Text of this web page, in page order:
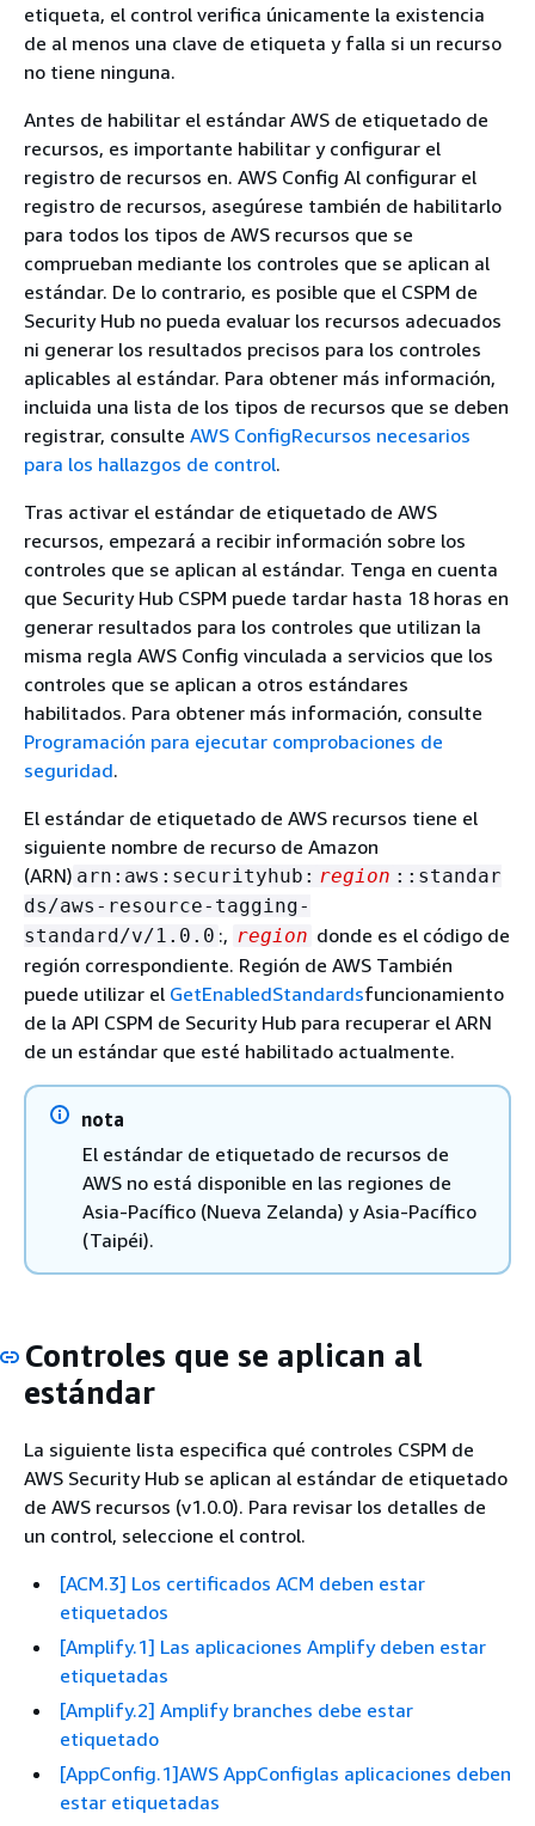
etiqueta, el control verifica únicamente la existencia
de al menos una clave de etiqueta y falla si un recurso
no tiene ninguna.
Antes de habilitar el estándar AWS de etiquetado de
recursos, es importante habilitar y configurar el
registro de recursos en. AWS Config Al configurar el
registro de recursos, asegúrese también de habilitarlo
para todos los tipos de AWS recursos que se
comprueban mediante los controles que se aplican al
estándar. De lo contrario, es posible que el CSPM de
Security Hub no pueda evaluar los recursos adecuados
ni generar los resultados precisos para los controles
aplicables al estándar. Para obtener más información,
incluida una lista de los tipos de recursos que se deben
registrar, consulte AWS ConfigRecursos necesarios
para los hallazgos de control.
Tras activar el estándar de etiquetado de AWS
recursos, empezará a recibir información sobre los
controles que se aplican al estándar. Tenga en cuenta
que Security Hub CSPM puede tardar hasta 18 horas en
generar resultados para los controles que utilizan la
misma regla AWS Config vinculada a servicios que los
controles que se aplican a otros estándares
habilitados. Para obtener más información, consulte
Programación para ejecutar comprobaciones de
seguridad.
El estándar de etiquetado de AWS recursos tiene el
siguiente nombre de recurso de Amazon
(ARN) arn:aws:securityhub: region ::standar
ds/aws-resource-tagging-
standard/v/1.0.0 :, region donde es el código de
región correspondiente. Región de AWS También
puede utilizar el GetEnabledStandardsfuncionamiento
de la API CSPM de Security Hub para recuperar el ARN
de un estándar que esté habilitado actualmente.
nota
El estándar de etiquetado de recursos de
AWS no está disponible en las regiones de
Asia-Pacífico (Nueva Zelanda) y Asia-Pacífico
(Taipéi).
Controles que se aplican al
estándar
La siguiente lista especifica qué controles CSPM de
AWS Security Hub se aplican al estándar de etiquetado
de AWS recursos (v1.0.0). Para revisar los detalles de
un control, seleccione el control.
[ACM.3] Los certificados ACM deben estar
etiquetados
[Amplify.1] Las aplicaciones Amplify deben estar
etiquetadas
[Amplify.2] Amplify branches debe estar
etiquetado
[AppConfig.1]AWS AppConfiglas aplicaciones deben
estar etiquetadas